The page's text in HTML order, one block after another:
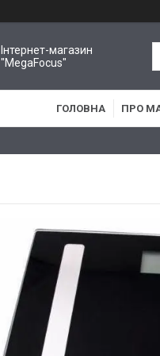
Інтернет-магазин
"MegaFocus"
ГОЛОВНА ПРО